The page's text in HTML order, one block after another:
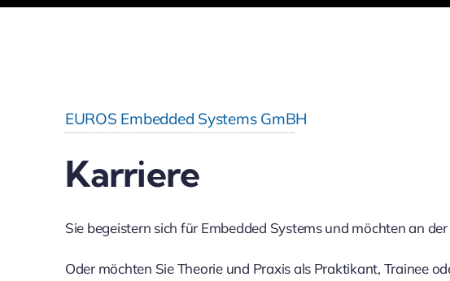
EUROS Embedded Systems GmBH
Karriere
Sie begeistern sich für Embedded Systems und möchten an
Oder möchten Sie Theorie und Praxis als Praktikant, Trainee